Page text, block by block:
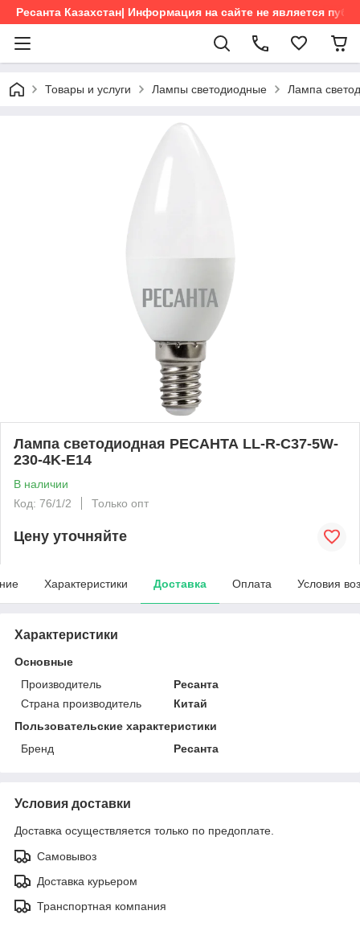
Ресанта Казахстан| Информация на сайте не является
Товары и услуги Лампы светодиодные Лампа
Лампа светодиодная РЕСАНТА LL-R-C37-5W-
230-4K-E14
В наличии
Код: 76/1/2
Только опт
Цену уточняйте
Характеристики Доставка Оплата Условия
Характеристики
Основные
Производитель
Ресанта
Страна производитель
Китай
Пользовательские характеристики
Бренд
Ресанта
Условия доставки
Доставка осуществляется только по предоплате.
Самовывоз
Доставка курьером
Транспортная компания